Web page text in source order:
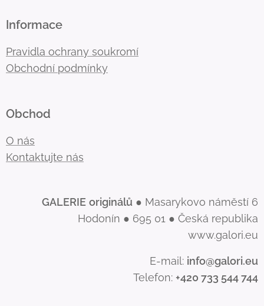
Informace
Pravidla ochrany soukromí
Obchodní podmínky
Obchod
O nás
Kontaktujte nás
GALERIE originálů ● Masarykovo náměstí 6
Hodonín ● 695 01 ● Česká republika
www.galori.eu
E-mail: info@galori.eu
Telefon: +420 733 544 744